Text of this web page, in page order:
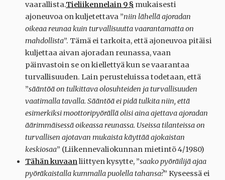
vaarallista.Tieliikennelain 9 § mukaisesti
ajoneuvoa on kuljetettava ”niin lähellä ajoradan
oikeaa reunaa kuin turvallisuutta vaarantamatta on
mahdollista”. Tämä ei tarkoita, että ajoneuvoa pitäisi
kuljettaa aivan ajoradan reunassa, vaan
päinvastoin se on kiellettyä kun se vaarantaa
turvallisuuden. Lain perusteluissa todetaan, että
”sääntöä on tulkittava olosuhteiden ja turvallisuuden
vaatimalla tavalla. Sääntöä ei pidä tulkita niin, että
esimerkiksi moottoripyörällä olisi aina ajettava ajoradan
äärimmäisessä oikeassa reunassa. Useissa tilanteissa on
turvallisen ajotavan mukaista käyttää ajokaistan
keskiosaa” (Liikennevaliokunnan mietintö 4/1980)
Tähän kuvaanliittyen kysytte, ”saako pyöräilijä ajaa
pyöräkaistalla kummalla puolella tahansa?” Kyseessä ei